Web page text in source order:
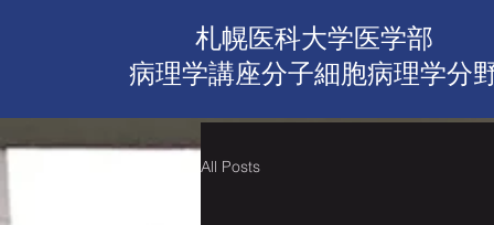
札幌医科大学医学部
病理学講座​分子細胞病理学分
All Posts